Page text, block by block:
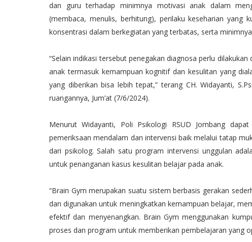
dan guru terhadap minimnya motivasi anak dalam
(membaca, menulis, berhitung), perilaku keseharian yang
konsentrasi dalam berkegiatan yang terbatas, serta
“Selain indikasi tersebut penegakan diagnosa perlu
anak termasuk kemampuan kognitif dan kesulitan yang
yang diberikan bisa lebih tepat,” terang CH. Widayanti,
ruangannya, Jum’at (7/6/2024).
Menurut Widayanti, Poli Psikologi RSUD Jombang
pemeriksaan mendalam dan intervensi baik melalui tatap
dari psikolog. Salah satu program intervensi unggulan
untuk penanganan kasus kesulitan belajar pada anak.
“Brain Gym merupakan suatu sistem berbasis gerakan
dan digunakan untuk meningkatkan kemampuan belajar,
efektif dan menyenangkan. Brain Gym menggunakan
proses dan program untuk memberikan pembelajaran yang